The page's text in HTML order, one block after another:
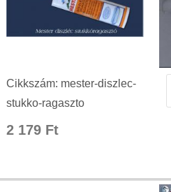
Cikkszám: mester-diszlec-
stukko-ragaszto
2 179 Ft